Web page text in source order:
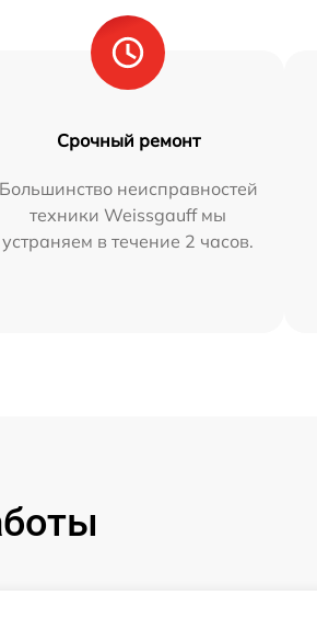
Срочный ремонт
Большинство неисправностей
техники Weissgauff мы
устраняем в течение 2 часов.